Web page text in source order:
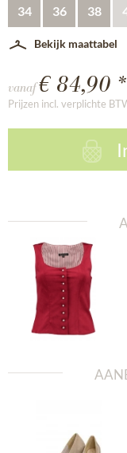
34 36 38
Bekijk maattabel
vanaf € 84,90 *
Prijzen incl. verplichte